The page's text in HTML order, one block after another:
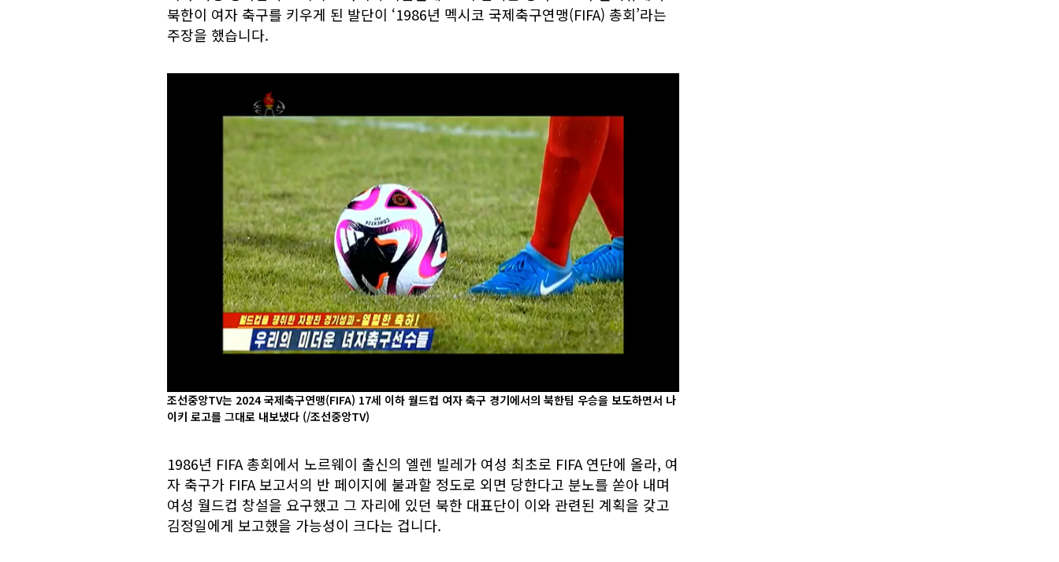
북한이 여자 축구를 키우게 된 발단이 ‘1986년 멕시코 국제축구연맹(FIFA) 총회’라는
주장을 했습니다.
조선중앙TV는 2024 국제축구연맹(FIFA) 17세 이하 월드컵 여자 축구 경기에서의 북한팀 우승을 보도하면서 나
이키 로고를 그대로 내보냈다 (/조선중앙TV)
1986년 FIFA 총회에서 노르웨이 출신의 엘렌 빌레가 여성 최초로 FIFA 연단에 올라, 여
자 축구가 FIFA 보고서의 반 페이지에 불과할 정도로 외면 당한다고 분노를 쏟아 내며
여성 월드컵 창설을 요구했고 그 자리에 있던 북한 대표단이 이와 관련된 계획을 갖고
김정일에게 보고했을 가능성이 크다는 겁니다.